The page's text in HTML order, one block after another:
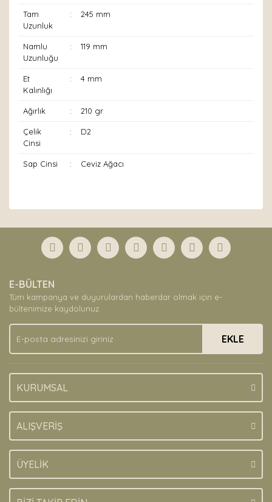
Tam
Uzunluk
: 245 mm
Namlu
Uzunluğu
: 119 mm
Et
Kalınlığı
: 4 mm
Ağırlık : 210 gr
Çelik
Cinsi
: D2
Sap Cinsi : Ceviz Ağacı
Yorum Yaz
formunu kullanarak tarafımıza iletebilirsiniz.
Görüş ve önerileriniz için teşekkür ederiz.
Ürün açıklamasında eksik bilgiler bulunuyor.
Ürün bilgilerinde hatalar bulunuyor.
Ürün fiyatı diğer sitelerden daha pahalı.
Bu ürüne benzer farklı alternatifler olmalı.
E-BÜLTEN
Tüm kampanya ve duyurulardan haberdar olmak için e-
bültenimize kaydolunuz.
EKLE
KURUMSAL
ALIŞVERİŞ
ÜYELİK